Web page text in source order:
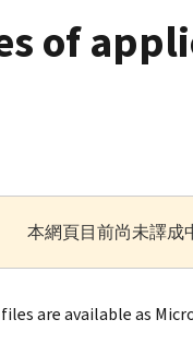
of
本網頁目前尚未譯成
are available as